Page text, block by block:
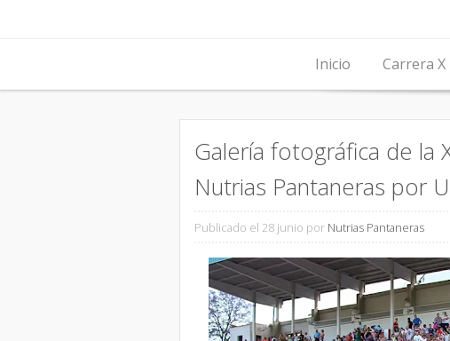
Inicio Carrera
Galería fotográfica de la
Nutrias Pantaneras por
Publicado el 28 junio por Nutrias Pantaneras